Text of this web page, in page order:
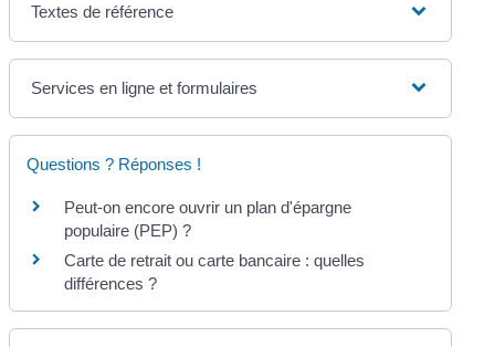
Textes de référence
Services en ligne et formulaires
Questions ? Réponses !
Peut-on encore ouvrir un plan d'épargne
populaire (PEP) ?
Carte de retrait ou carte bancaire : quelles
différences ?